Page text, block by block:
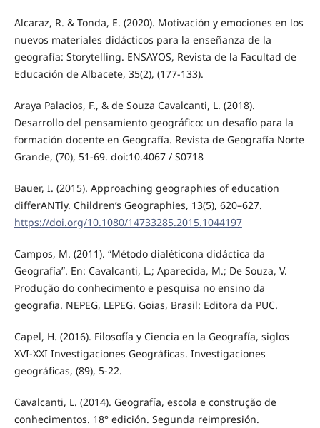
Alcaraz, R. & Tonda, E. (2020). Motivación y emociones en los
nuevos materiales didácticos para la enseñanza de la
geografía: Storytelling. ENSAYOS, Revista de la Facultad de
Educación de Albacete, 35(2), (177-133).
Araya Palacios, F., & de Souza Cavalcanti, L. (2018).
Desarrollo del pensamiento geográfico: un desafío para la
formación docente en Geografía. Revista de Geografía Norte
Grande, (70), 51-69. doi:10.4067 / S0718
Bauer, I. (2015). Approaching geographies of education
differANTly. Children’s Geographies, 13(5), 620–627.
https://doi.org/10.1080/14733285.2015.1044197
Campos, M. (2011). “Método dialéticona didáctica da
Geografía”. En: Cavalcanti, L.; Aparecida, M.; De Souza, V.
Produção do conhecimento e pesquisa no ensino da
geografia. NEPEG, LEPEG. Goias, Brasil: Editora da PUC.
Capel, H. (2016). Filosofía y Ciencia en la Geografía, siglos
XVI-XXI Investigaciones Geográficas. Investigaciones
geográficas, (89), 5-22.
Cavalcanti, L. (2014). Geografía, escola e construção de
conhecimentos. 18° edición. Segunda reimpresión.